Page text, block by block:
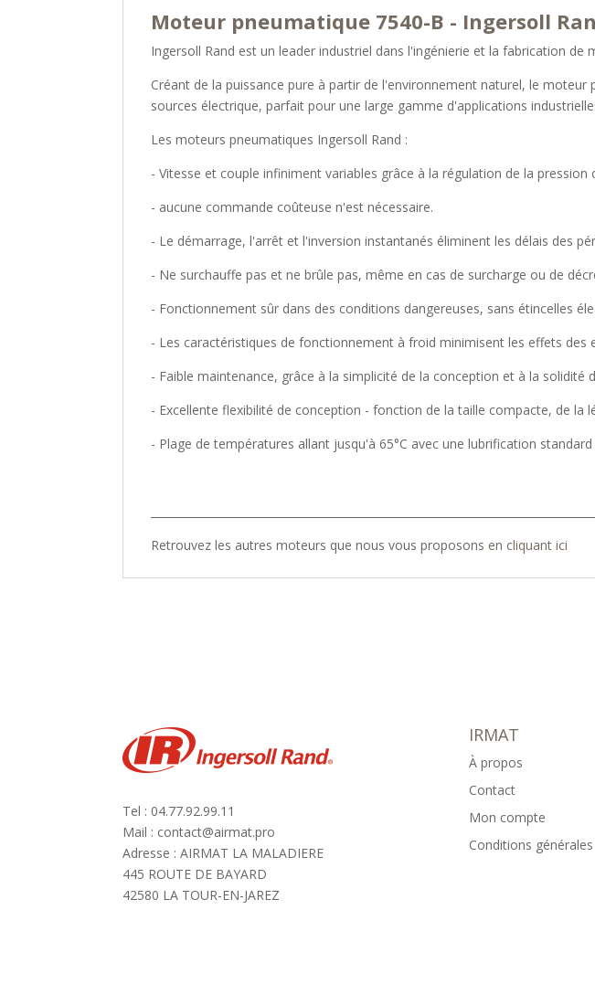
Moteur pneumatique 7540-B - Ingersoll
Ingersoll Rand est un leader industriel dans l'ingénierie et la fabrication
Créant de la puissance pure à partir de l'environnement naturel, le
sources électrique, parfait pour une large gamme d'applications
Les moteurs pneumatiques Ingersoll Rand :
- Vitesse et couple infiniment variables grâce à la régulation de la pression
- aucune commande coûteuse n'est nécessaire.
- Le démarrage, l'arrêt et l'inversion instantanés éliminent les délais des
- Ne surchauffe pas et ne brûle pas, même en cas de surcharge ou de
- Fonctionnement sûr dans des conditions dangereuses, sans étincelles
- Les caractéristiques de fonctionnement à froid minimisent les effets des
- Faible maintenance, grâce à la simplicité de la conception et à la solidité
- Excellente flexibilité de conception - fonction de la taille compacte, de la
- Plage de températures allant jusqu'à 65°C avec une lubrification
Retrouvez les autres moteurs que nous vous proposons en cliquant ici
Tel : 04.77.92.99.11
Mail : contact@airmat.pro
Adresse : AIRMAT LA MALADIERE
445 ROUTE DE BAYARD
42580 LA TOUR-EN-JAREZ
IRMAT
À propos
Contact
Mon compte
Conditions